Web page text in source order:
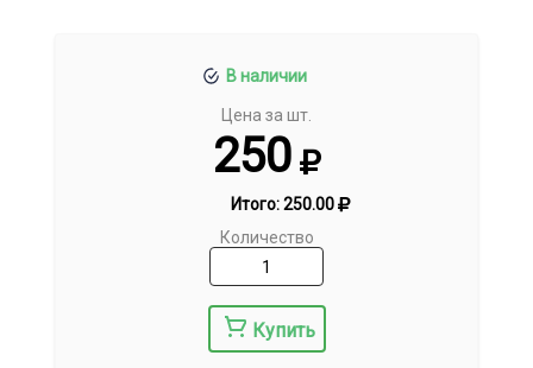
В наличии
Цена за шт.
250
Итого:250.00
Количество
Купить